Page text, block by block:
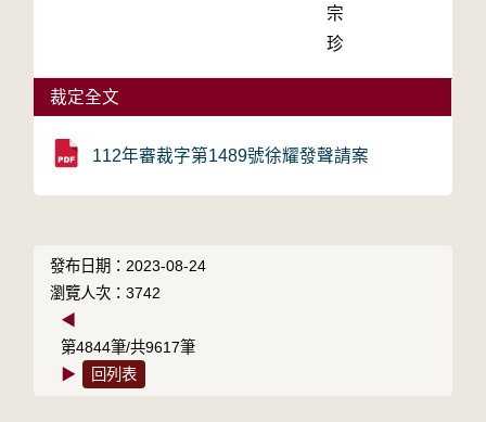
宗
珍
裁定全文
112年審裁字第1489號徐耀發聲請案
發布日期：2023-08-24
瀏覽人次：3742
◀
第4844筆/共9617筆
▶
回列表